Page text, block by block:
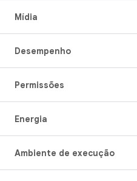
Mídia
Desempenho
Permissões
Energia
Ambiente de execução